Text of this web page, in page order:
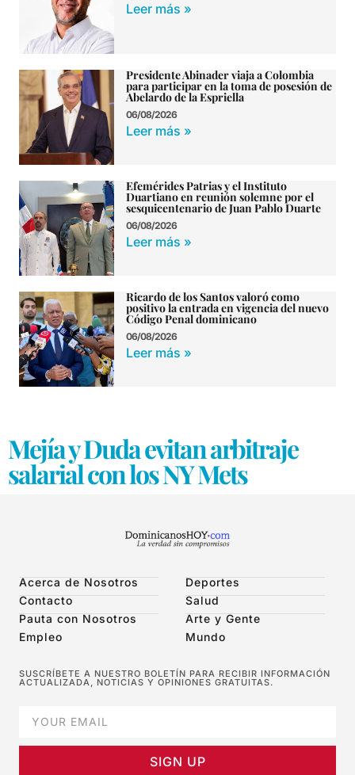
Leer más »
Presidente Abinader viaja a Colombia
para participar en la toma de posesión de
Abelardo de la Espriella
06/08/2026
Leer más »
Efemérides Patrias y el Instituto
Duartiano en reunión solemne por el
sesquicentenario de Juan Pablo Duarte
06/08/2026
Leer más »
Ricardo de los Santos valoró como
positivo la entrada en vigencia del nuevo
Código Penal dominicano
06/08/2026
Leer más »
Mejía y Duda evitan arbitraje
salarial con los NY Mets
Acerca de Nosotros
Contacto
Pauta con Nosotros
Empleo
Deportes
Salud
Arte y Gente
Mundo
SUSCRÍBETE A NUESTRO BOLETÍN PARA RECIBIR INFORMACIÓN
ACTUALIZADA, NOTICIAS Y OPINIONES GRATUITAS.
SIGN UP